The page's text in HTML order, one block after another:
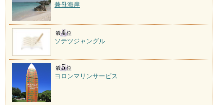
兼母海岸
ソテツジャングル
ヨロンマリンサービス